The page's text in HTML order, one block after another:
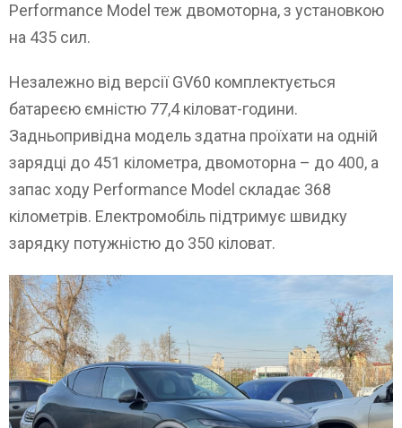
Performance Model теж двомоторна, з установкою
на 435 сил.
Незалежно від версії GV60 комплектується
батареєю ємністю 77,4 кіловат-години.
Задньопривідна модель здатна проїхати на одній
зарядці до 451 кілометра, двомоторна – до 400, а
запас ходу Performance Model складає 368
кілометрів. Електромобіль підтримує швидку
зарядку потужністю до 350 кіловат.